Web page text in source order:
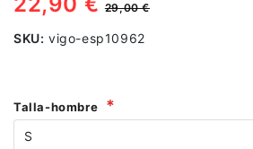
29,00 €
SKU: vigo-esp10962
Talla-hombre